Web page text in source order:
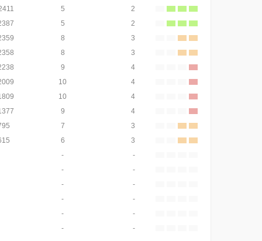
5
2
5
2
8
3
8
3
9
4
10
4
10
4
9
4
7
3
6
3
-
-
-
-
-
-
-
-
-
-
- -